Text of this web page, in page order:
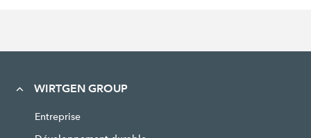
WIRTGEN GROUP
Entreprise